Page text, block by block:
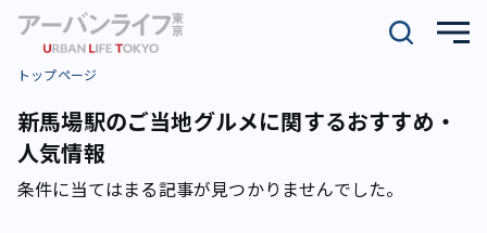
トップページ
新馬場駅のご当地グルメに関するおすすめ・
人気情報
条件に当てはまる記事が見つかりませんでした。